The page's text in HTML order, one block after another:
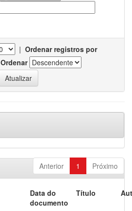
| Ordenar registros por
Ordenar
Anterior 1 Próximo
Data do
documento
Título